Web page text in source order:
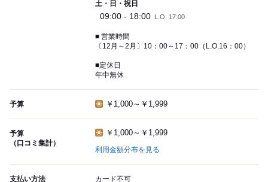
土・日・祝日
09:00 - 18:00 L.O. 17:00
■ 営業時間
〔12月～2月〕10：00～17：00（L.O.16：00）
■定休日
年中無休
予算 ￥1,000～￥1,999
予算
（口コミ集計）
￥1,000～￥1,999
利用金額分布を見る
支払い方法 カード不可